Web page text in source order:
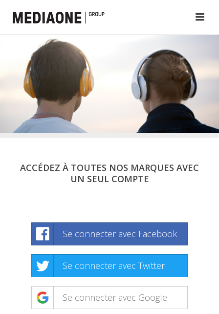
ACCÉDEZ À TOUTES NOS MARQUES AVEC
UN SEUL COMPTE
Se connecter avec Facebook
Se connecter avec Twitter
Se connecter avec Google